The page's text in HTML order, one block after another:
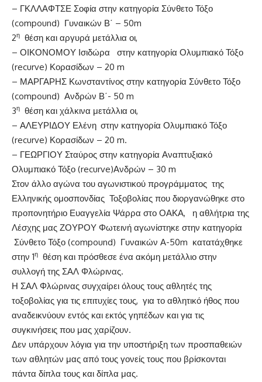
– ΓΚΛΛΑΦΤΣΕ Σοφία στην κατηγορία Σύνθετο Τόξο
(compound) Γυναικών Β΄ – 50m
2η θέση και αργυρά μετάλλια οι,
– ΟΙΚΟΝΟΜΟΥ Ισιδώρα στην κατηγορία Ολυμπιακό Τόξο
(recurve) Κορασίδων – 20 m
– ΜΑΡΓΑΡΗΣ Κωνσταντίνος στην κατηγορία Σύνθετο Τόξο
(compound) Ανδρών Β΄- 50 m
3η θέση και χάλκινα μετάλλια οι,
– ΑΛΕΥΡΙΔΟΥ Ελένη στην κατηγορία Ολυμπιακό Τόξο
(recurve) Κορασίδων – 20 m.
– ΓΕΩΡΓΙΟΥ Σταύρος στην κατηγορία Αναπτυξιακό
Ολυμπιακό Τόξο (recurve)Ανδρών – 30 m
Στον άλλο αγώνα του αγωνιστικού προγράμματος της
Ελληνικής ομοσπονδίας Τοξοβολίας που διοργανώθηκε στο
προπονητήριο Ευαγγελία Ψάρρα στο ΟΑΚΑ, η αθλήτρια της
Λέσχης μας ΖΟΥΡΟΥ Φωτεινή αγωνίστηκε στην κατηγορία
Σύνθετο Τόξο (compound) Γυναικών Α-50m κατατάχθηκε
στην 1η θέση και πρόσθεσε ένα ακόμη μετάλλιο στην
συλλογή της ΣΑΛ Φλώρινας.
Η ΣΑΛ Φλώρινας συγχαίρει όλους τους αθλητές της
τοξοβολίας για τις επιτυχίες τους, για το αθλητικό ήθος που
αναδεικνύουν εντός και εκτός γηπέδων και για τις
συγκινήσεις που μας χαρίζουν.
Δεν υπάρχουν λόγια για την υποστήριξη των προσπαθειών
των αθλητών μας από τους γονείς τους που βρίσκονται
πάντα δίπλα τους και δίπλα μας.